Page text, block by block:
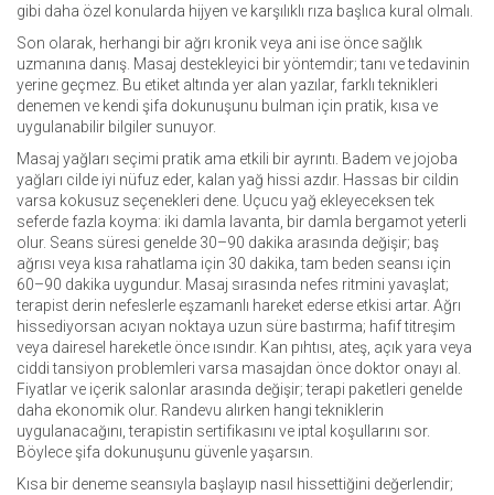
gibi daha özel konularda hijyen ve karşılıklı rıza başlıca kural olmalı.
Son olarak, herhangi bir ağrı kronik veya ani ise önce sağlık
uzmanına danış. Masaj destekleyici bir yöntemdir; tanı ve tedavinin
yerine geçmez. Bu etiket altında yer alan yazılar, farklı teknikleri
denemen ve kendi şifa dokunuşunu bulman için pratik, kısa ve
uygulanabilir bilgiler sunuyor.
Masaj yağları seçimi pratik ama etkili bir ayrıntı. Badem ve jojoba
yağları cilde iyi nüfuz eder, kalan yağ hissi azdır. Hassas bir cildin
varsa kokusuz seçenekleri dene. Uçucu yağ ekleyeceksen tek
seferde fazla koyma: iki damla lavanta, bir damla bergamot yeterli
olur. Seans süresi genelde 30–90 dakika arasında değişir; baş
ağrısı veya kısa rahatlama için 30 dakika, tam beden seansı için
60–90 dakika uygundur. Masaj sırasında nefes ritmini yavaşlat;
terapist derin nefeslerle eşzamanlı hareket ederse etkisi artar. Ağrı
hissediyorsan acıyan noktaya uzun süre bastırma; hafif titreşim
veya dairesel hareketle önce ısındır. Kan pıhtısı, ateş, açık yara veya
ciddi tansiyon problemleri varsa masajdan önce doktor onayı al.
Fiyatlar ve içerik salonlar arasında değişir; terapi paketleri genelde
daha ekonomik olur. Randevu alırken hangi tekniklerin
uygulanacağını, terapistin sertifikasını ve iptal koşullarını sor.
Böylece şifa dokunuşunu güvenle yaşarsın.
Kısa bir deneme seansıyla başlayıp nasıl hissettiğini değerlendir;